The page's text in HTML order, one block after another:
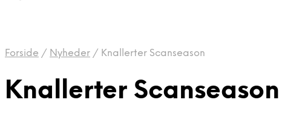
Forside / Nyheder / Knallerter Scanseason
Knallerter Scanseason